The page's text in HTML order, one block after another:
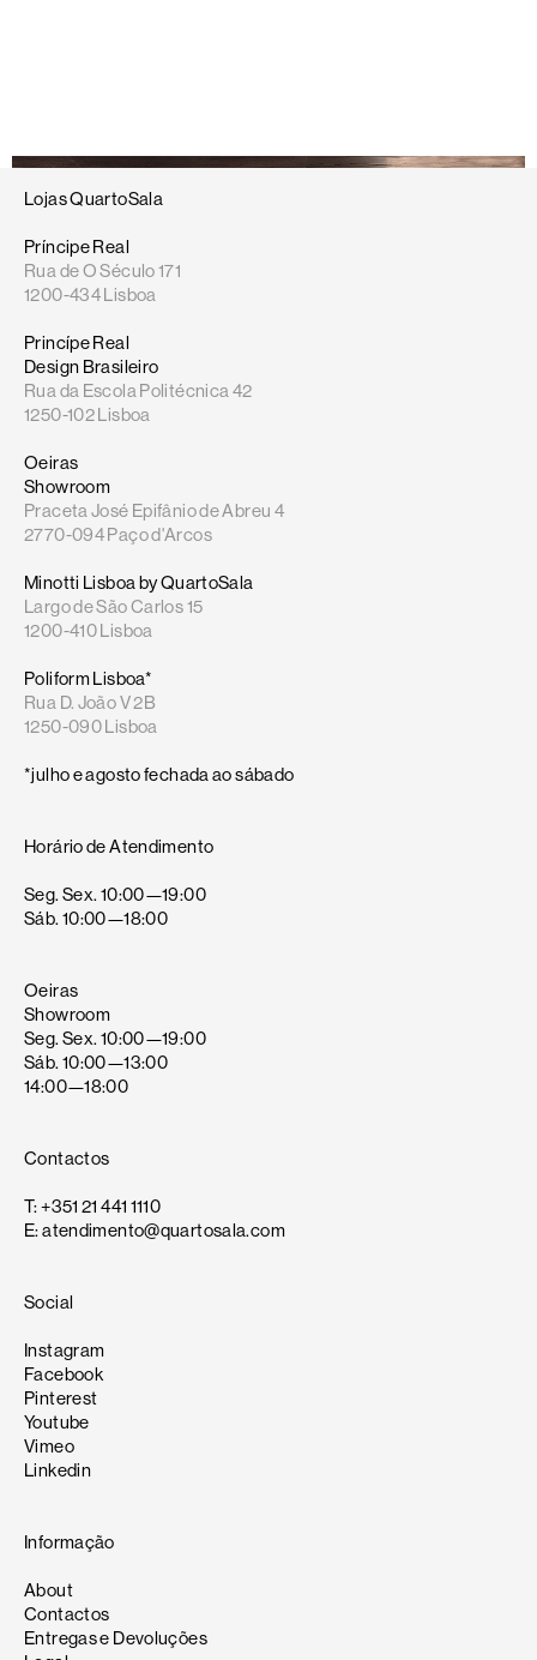
Lojas QuartoSala
Príncipe Real
Rua de O Século 171
1200-434 Lisboa
Princípe Real
Design Brasileiro
Rua da Escola Politécnica 42
1250-102 Lisboa
Oeiras
Showroom
Praceta José Epifânio de Abreu 4
2770-094 Paço d'Arcos
Minotti Lisboa by QuartoSala
Largo de São Carlos 15
1200-410 Lisboa
Poliform Lisboa*
Rua D. João V 2B
1250-090 Lisboa
*julho e agosto fechada ao sábado
Horário de Atendimento
Seg. Sex. 10:00—19:00
Sáb. 10:00—18:00
Oeiras
Showroom
Seg. Sex. 10:00—19:00
Sáb. 10:00—13:00
14:00—18:00
Contactos
T: +351 21 441 1110
E: atendimento@quartosala.com
Social
Instagram
Facebook
Pinterest
Youtube
Vimeo
Linkedin
Informação
About
Contactos
Entregas e Devoluções